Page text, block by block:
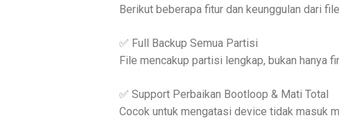
Berikut beberapa fitur dan keunggulan dari
✅ Full Backup Semua Partisi
File mencakup partisi lengkap, bukan hanya
✅ Support Perbaikan Bootloop & Mati Total
Cocok untuk mengatasi device tidak masuk